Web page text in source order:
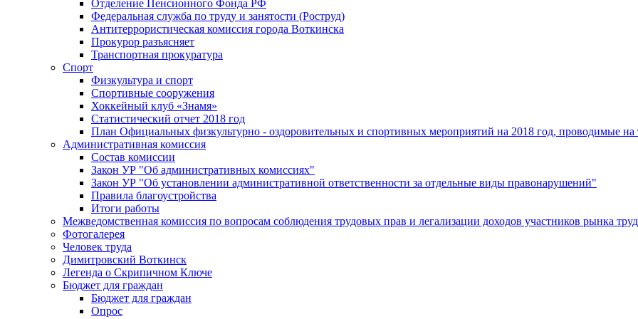
Отделение Пенсионного Фонда РФ
Федеральная служба по труду и занятости (Роструд)
Антитеррористическая комиссия города Воткинска
Прокурор разъясняет
Транспортная прокуратура
Спорт
Физкультура и спорт
Спортивные сооружения
Хоккейный клуб «Знамя»
Статистический отчет 2018 год
План Официальных физкультурно - оздоровительных и спортивных мероприятий на 2018 год, проводимые
Административная комиссия
Состав комиссии
Закон УР "Об административных комиссиях"
Закон УР "Об установлении административной ответственности за отдельные виды правонарушений"
Правила благоустройства
Итоги работы
Межведомственная комиссия по вопросам соблюдения трудовых прав и легализации доходов участников рынка
Фотогалерея
Человек труда
Димитровский Воткинск
Легенда о Скрипичном Ключе
Бюджет для граждан
Бюджет для граждан
Опрос